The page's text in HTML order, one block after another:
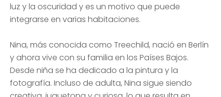
luz y la oscuridad y es un motivo que puede
integrarse en varias habitaciones.
Nina, más conocida como Treechild, nació en Berlín
y ahora vive con su familia en los Países Bajos.
Desde niña se ha dedicado a la pintura y la
fotografía. Incluso de adulta, Nina sigue siendo